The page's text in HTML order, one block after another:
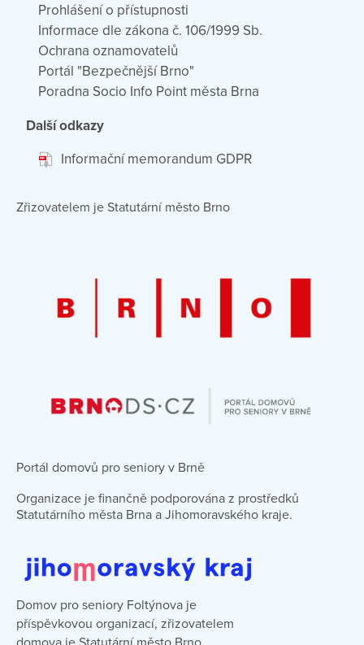
Prohlášení o přístupnosti
Informace dle zákona č. 106/1999 Sb.
Ochrana oznamovatelů
Portál "Bezpečnější Brno"
Poradna Socio Info Point města Brna
Další odkazy
Informační memorandum GDPR
Zřizovatelem je Statutární město Brno
Portál domovů pro seniory v Brně
Organizace je finančně podporována z prostředků
Statutárního města Brna a Jihomoravského kraje.
Domov pro seniory Foltýnova je
příspěvkovou organizací, zřizovatelem